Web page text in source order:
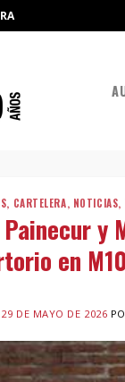
, CARTELERA, NOTICIAS,
en
29 DE MAYO DE 2026